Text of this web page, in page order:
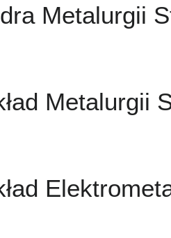
Metalurgii
Metalurgii